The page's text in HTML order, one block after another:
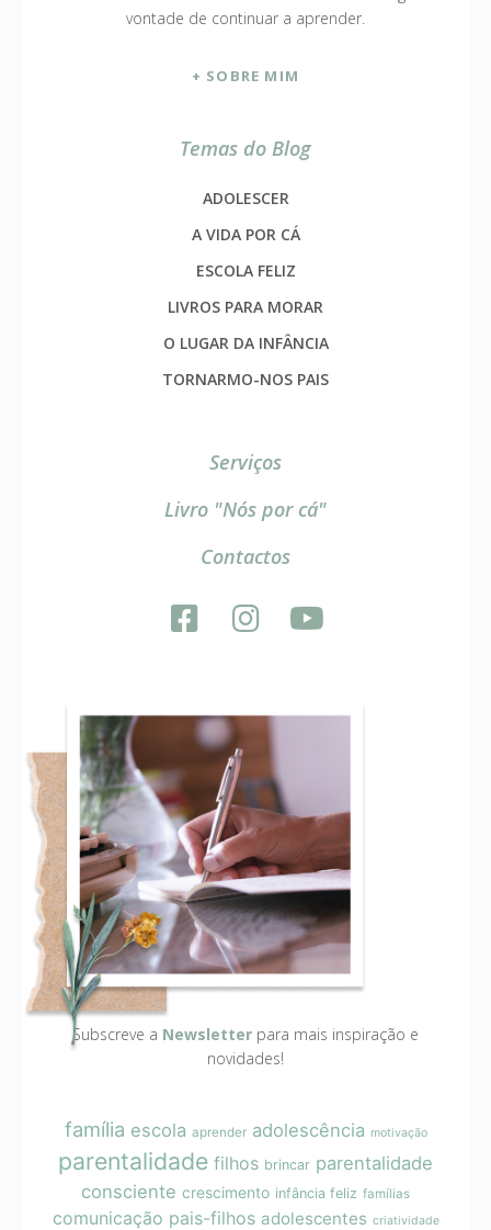
vontade de continuar a aprender.
+ SOBRE MIM
Temas do Blog
ADOLESCER
A VIDA POR CÁ
ESCOLA FELIZ
LIVROS PARA MORAR
O LUGAR DA INFÂNCIA
TORNARMO-NOS PAIS
Serviços
Livro "Nós por cá"
Contactos
Subscreve a Newsletter para mais inspiração e
novidades!
família escola aprender adolescência motivação
parentalidade filhos brincar parentalidade
consciente crescimento infância feliz famílias
comunicação pais-filhos adolescentes criatividade